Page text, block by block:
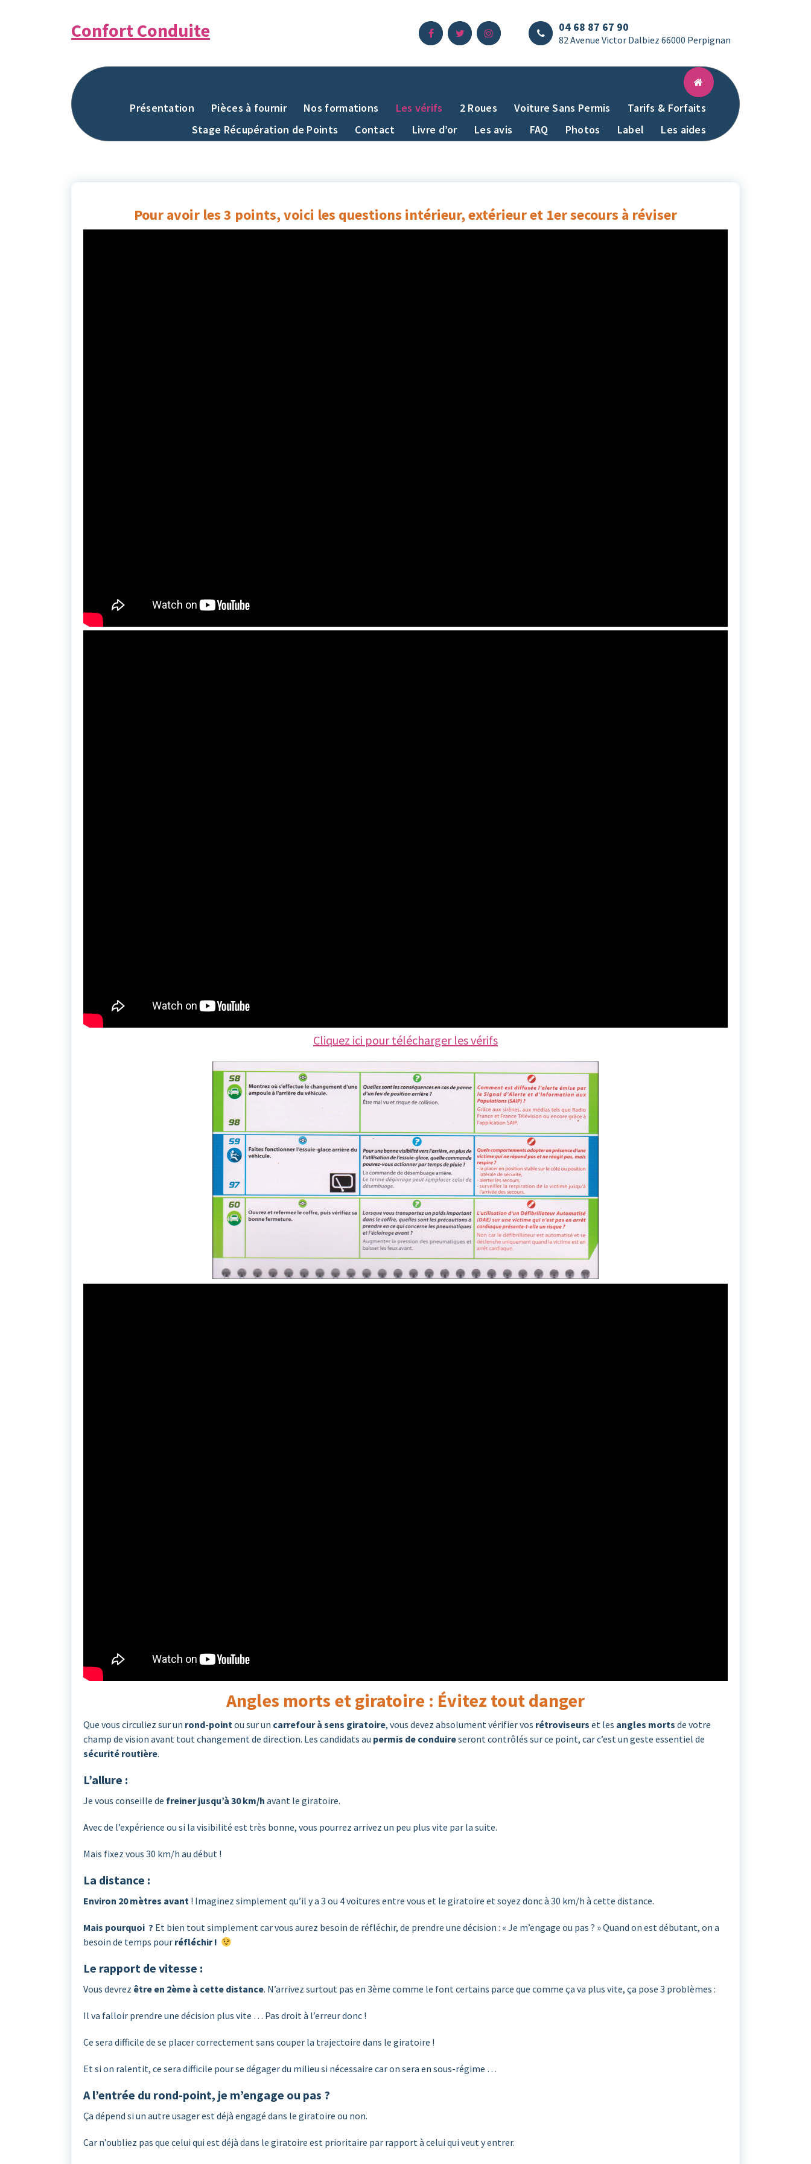
Confort Conduite 04 68 87 67 90
82 Avenue Victor Dalbiez 66000 Perpignan
Présentation Pièces à fournir Nos formations Les vérifs 2 Roues Voiture Sans Permis
Tarifs & Forfaits
Stage Récupération de Points
Contact Livre d’or Les avis FAQ Photos Label Les aides
Pour avoir les 3 points, voici les questions intérieur, extérieur et 1er secours à réviser
Cliquez ici pour télécharger les vérifs
Angles morts et giratoire : Évitez tout danger
Que vous circuliez sur un rond-pointou sur un carrefour à sens giratoire, vous devez absolument vérifier vos rétroviseurs et les angles morts de votre
champ de vision avant tout changement de direction. Les candidats au permis de conduireseront contrôlés sur ce point, car c’est un geste essentiel de
sécurité routière.
L’allure :
Je vous conseille de freiner jusqu’à 30 km/h avant le giratoire.
Avec de l’expérience ou si la visibilité est très bonne, vous pourrez arrivez un peu plus vite par la suite.
Mais fixez vous 30 km/h au début !
La distance :
Environ 20 mètres avant ! Imaginez simplement qu’il y a 3 ou 4 voitures entre vous et le giratoire et soyez donc à 30 km/h à cette distance.
Mais pourquoi ? Et bien tout simplement car vous aurez besoin de réfléchir, de prendre une décision : « Je m’engage ou pas ? » Quand on est débutant, on a
besoin de temps pour réfléchir !
Le rapport de vitesse :
Vous devrez être en 2ème à cette distance. N’arrivez surtout pas en 3ème comme le font certains parce que comme ça va plus vite, ça pose 3 problèmes :
Il va falloir prendre une décision plus vite … Pas droit à l’erreur donc !
Ce sera difficile de se placer correctement sans couper la trajectoire dans le giratoire !
Et si on ralentit, ce sera difficile pour se dégager du milieu si nécessaire car on sera en sous-régime …
A l’entrée du rond-point, je m’engage ou pas ?
Ça dépend si un autre usager est déjà engagé dans le giratoire ou non.
Car n’oubliez pas que celui qui est déjà dans le giratoire est prioritaire par rapport à celui qui veut y entrer.